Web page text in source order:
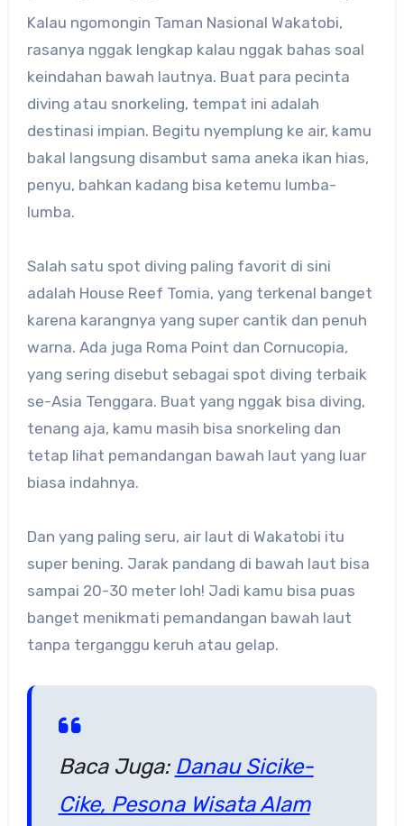
Kalau ngomongin Taman Nasional Wakatobi,
rasanya nggak lengkap kalau nggak bahas soal
keindahan bawah lautnya. Buat para pecinta
diving atau snorkeling, tempat ini adalah
destinasi impian. Begitu nyemplung ke air, kamu
bakal langsung disambut sama aneka ikan hias,
penyu, bahkan kadang bisa ketemu lumba-
lumba.
Salah satu spot diving paling favorit di sini
adalah House Reef Tomia, yang terkenal banget
karena karangnya yang super cantik dan penuh
warna. Ada juga Roma Point dan Cornucopia,
yang sering disebut sebagai spot diving terbaik
se-Asia Tenggara. Buat yang nggak bisa diving,
tenang aja, kamu masih bisa snorkeling dan
tetap lihat pemandangan bawah laut yang luar
biasa indahnya.
Dan yang paling seru, air laut di Wakatobi itu
super bening. Jarak pandang di bawah laut bisa
sampai 20-30 meter loh! Jadi kamu bisa puas
banget menikmati pemandangan bawah laut
tanpa terganggu keruh atau gelap.
Baca Juga: Danau Sicike-
Cike, Pesona Wisata Alam